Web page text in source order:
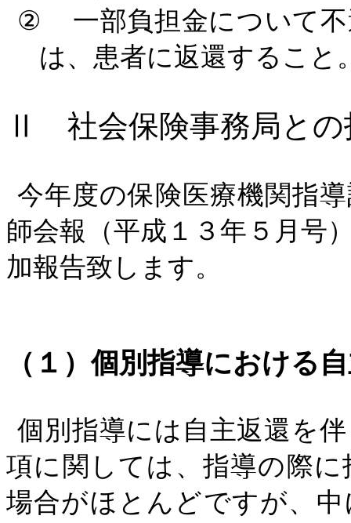
②
一部負担金について
は、患者に返還すること
Ⅱ 社会保険事務局と
今年度の保険医療機関指
師会報（平成１３年５月号
加報告致します。
（１）個別指導における
個別指導には自主返還を
項に関しては、指導の際
場合がほとんどですが、